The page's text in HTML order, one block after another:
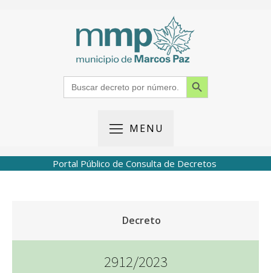
Search
for:
Search Button
MENU
Portal Público de Consulta de Decretos
Decreto
2912/2023